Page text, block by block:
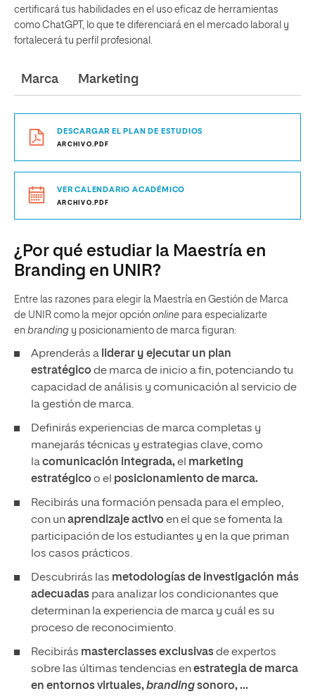
certificará tus habilidades en el uso eficaz de herramientas
como ChatGPT, lo que te diferenciará en el mercado laboral y
fortalecerá tu perfil profesional.
Marca Marketing
DESCARGAR EL PLAN DE ESTUDIOS
ARCHIVO.PDF
VER CALENDARIO ACADÉMICO
ARCHIVO.PDF
¿Por qué estudiar la Maestría en
Branding en UNIR?
Entre las razones para elegir la Maestría en Gestión de Marca
de UNIR como la mejor opción online para especializarte
en branding y posicionamiento de marca figuran:
Aprenderás a liderar y ejecutar un plan
estratégicode marca de inicio a fin, potenciando tu
capacidad de análisis y comunicación al servicio de
la gestión de marca.
Definirás experiencias de marca completas y
manejarás técnicas y estrategias clave, como
lacomunicación integrada,el marketing
estratégicoo el posicionamiento de marca.
Recibirás una formación pensada para el empleo,
con unaprendizaje activoen el que se fomenta la
participación de los estudiantes y en la que priman
los casos prácticos.
Descubrirás las metodologías de investigación más
adecuadas para analizar los condicionantes que
determinan la experiencia de marca y cuál es su
proceso de reconocimiento.
Recibirás masterclasses exclusivasde expertos
sobre las últimas tendencias enestrategia de marca
en entornos virtuales,brandingsonoro, ...